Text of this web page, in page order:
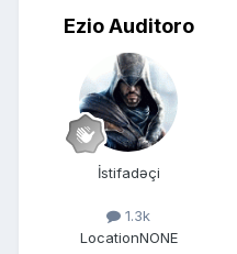
Ezio Auditoro
İstifadəçi
1.3k
LocationNONE